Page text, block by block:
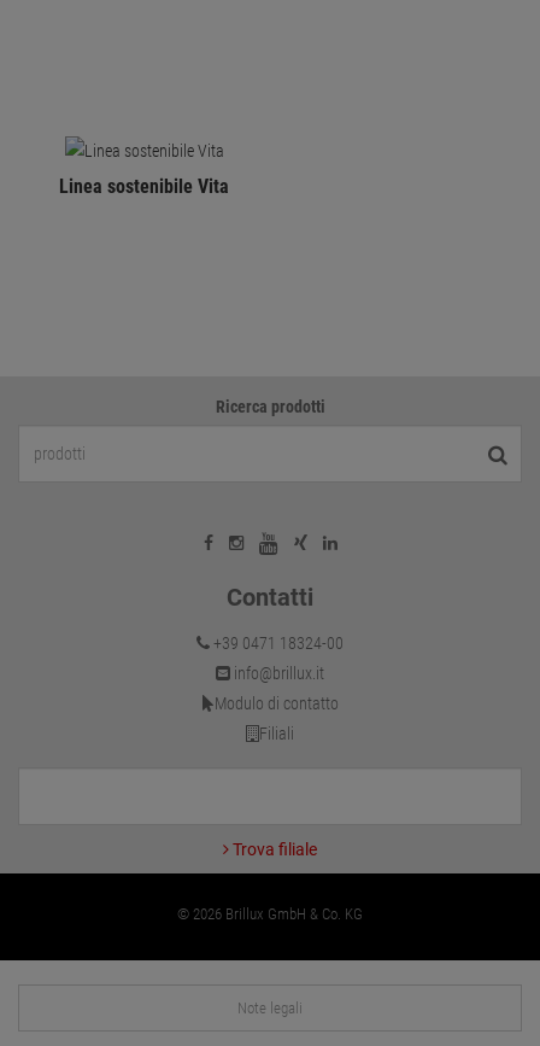
Linea sostenibile Vita
Ricerca prodotti
Contatti
+39 0471 18324-00
info@brillux.it
Modulo di contatto
Filiali
Trova filiale
© 2026 Brillux GmbH & Co. KG
Note legali